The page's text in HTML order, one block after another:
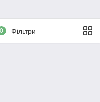
0 Фільтри